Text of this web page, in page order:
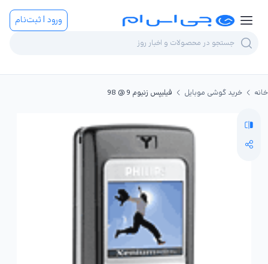
ورود | ثبت‌نام
خانه خرید گوشی موبایل فیلیپس زنیوم 9 @ 98